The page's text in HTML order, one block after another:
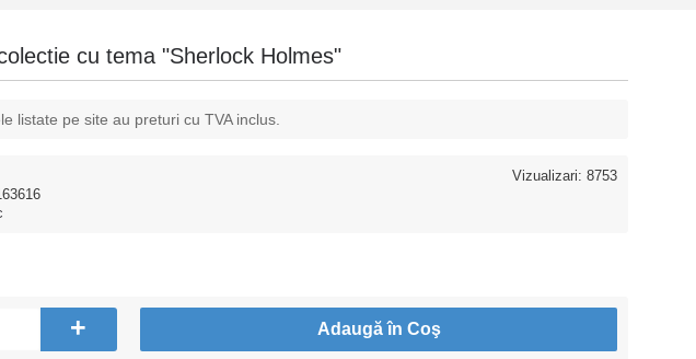
cu tema "Sherlock Holmes"
listate pe site au preturi cu TVA inclus.
Vizualizari: 8753
+ Adaugă în Coş